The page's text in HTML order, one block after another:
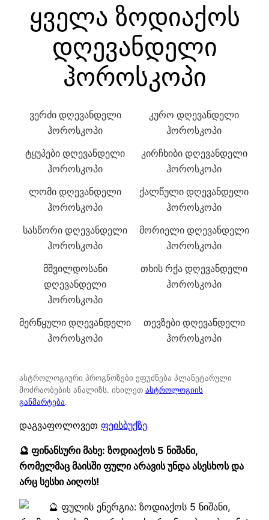
ყველა ზოდიაქოს
დღევანდელი
ჰოროსკოპი
ვერძი დღევანდელი
ჰოროსკოპი
კურო დღევანდელი
ჰოროსკოპი
ტყუპები დღევანდელი
ჰოროსკოპი
კირჩხიბი დღევანდელი
ჰოროსკოპი
ლომი დღევანდელი
ჰოროსკოპი
ქალწული დღევანდელი
ჰოროსკოპი
სასწორი დღევანდელი
ჰოროსკოპი
მორიელი დღევანდელი
ჰოროსკოპი
მშვილდოსანი
დღევანდელი
ჰოროსკოპი
თხის რქა დღევანდელი
ჰოროსკოპი
მერწყული დღევანდელი
ჰოროსკოპი
თევზები დღევანდელი
ჰოროსკოპი
ასტროლოგიური პროგნოზები ეფუძნება პლანეტარული
მოძრაობების ანალიზს. იხილეთ ასტროლოგიის
განმარტება.
დაგვაფოლოვეთ ფეისბუქზე
🔮 ფინანსური მახე: ზოდიაქოს 5 ნიშანი,
რომელმაც მაისში ფული არავის უნდა ასესხოს და
არც სესხი აიღოს!